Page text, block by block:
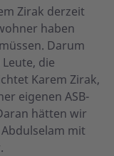
Zirak derzeit
haben
Darum
die
Karem Zirak,
eigenen ASB-
hätten wir
mit